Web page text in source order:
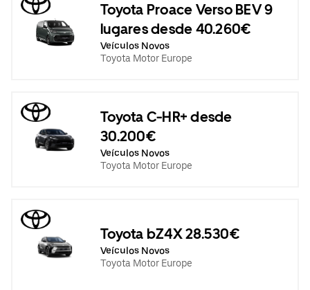
Toyota Proace Verso BEV 9
lugares desde 40.260€
Veículos Novos
Toyota Motor Europe
Toyota C-HR+ desde
30.200€
Veículos Novos
Toyota Motor Europe
Toyota bZ4X 28.530€
Veículos Novos
Toyota Motor Europe